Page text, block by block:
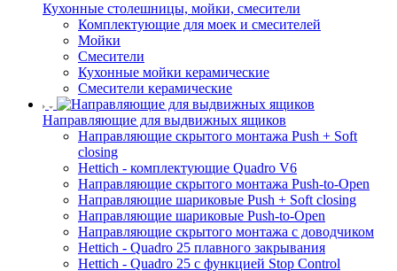
Кухонные столешницы, мойки, смесители
Комплектующие для моек и смесителей
Мойки
Смесители
Кухонные мойки керамические
Смесители керамические
Направляющие для выдвижных ящиков
Направляющие скрытого монтажа Push + Soft
closing
Hettich - комплектующие Quadro V6
Направляющие скрытого монтажа Push-to-Open
Направляющие шариковые Push + Soft closing
Направляющие шариковые Push-to-Open
Направляющие скрытого монтажа с доводчиком
Hettich - Quadro 25 плавного закрывания
Hettich - Quadro 25 с функцией Stop Control